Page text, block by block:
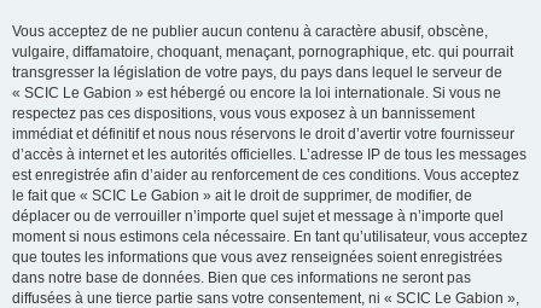
Vous acceptez de ne publier aucun contenu à caractère abusif, obscène,
vulgaire, diffamatoire, choquant, menaçant, pornographique, etc. qui pourrait
transgresser la législation de votre pays, du pays dans lequel le serveur de
« SCIC Le Gabion » est hébergé ou encore la loi internationale. Si vous ne
respectez pas ces dispositions, vous vous exposez à un bannissement
immédiat et définitif et nous nous réservons le droit d’avertir votre fournisseur
d’accès à internet et les autorités officielles. L’adresse IP de tous les messages
est enregistrée afin d’aider au renforcement de ces conditions. Vous acceptez
le fait que « SCIC Le Gabion » ait le droit de supprimer, de modifier, de
déplacer ou de verrouiller n’importe quel sujet et message à n’importe quel
moment si nous estimons cela nécessaire. En tant qu’utilisateur, vous acceptez
que toutes les informations que vous avez renseignées soient enregistrées
dans notre base de données. Bien que ces informations ne seront pas
diffusées à une tierce partie sans votre consentement, ni « SCIC Le Gabion »,